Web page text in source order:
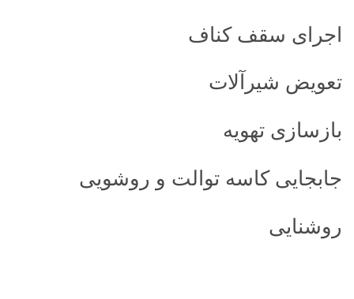
اجرای سقف کناف
تعویض شیرآلات
بازسازی تهویه
جابجایی کاسه توالت و روشویی
روشنایی